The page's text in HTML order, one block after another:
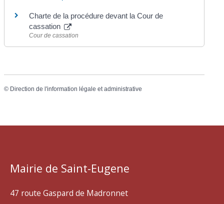
Charte de la procédure devant la Cour de
cassation
Cour de cassation
© Direction de l'information légale et administrative
Mairie de Saint-Eugene
47 route Gaspard de Madronnet